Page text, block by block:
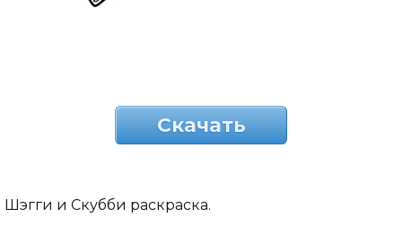
Скачать
Шэгги и Скубби раскраска.